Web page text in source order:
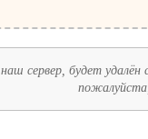
сервер, будет удалён